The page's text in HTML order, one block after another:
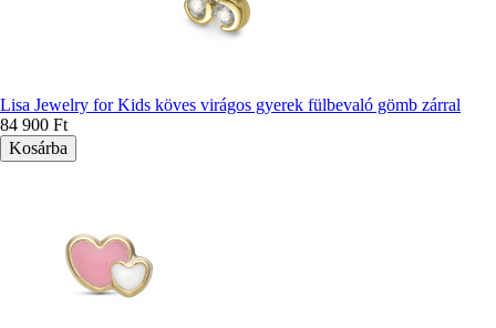
Lisa Jewelry for Kids köves virágos gyerek fülbevaló gömb zárral
84 900 Ft